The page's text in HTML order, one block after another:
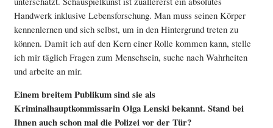
Handwerk inklusive Lebensforschung. Man muss seinen Körper
kennenlernen und sich selbst, um in den Hintergrund treten zu
können. Damit ich auf den Kern einer Rolle kommen kann, stelle
ich mir täglich Fragen zum Menschsein, suche nach Wahrheiten
und arbeite an mir.
Einem breitem Publikum sind sie als
Kriminalhauptkommissarin Olga Lenski bekannt. Stand bei
Ihnen auch schon mal die Polizei vor der Tür?